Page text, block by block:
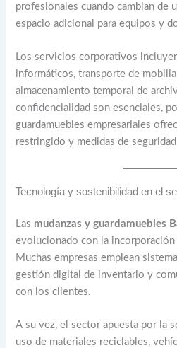
profesionales cuando cambian de
espacio adicional para equipos y
Los servicios corporativos
informáticos, transporte de
almacenamiento temporal de
confidencialidad son esenciales,
guardamuebles empresariales
restringido y medidas de seguridad
Tecnología y sostenibilidad en el
Las mudanzas y guardamuebles
evolucionado con la
Muchas empresas emplean
gestión digital de inventario y
con los clientes.
A su vez, el sector apuesta por la
uso de materiales reciclables,